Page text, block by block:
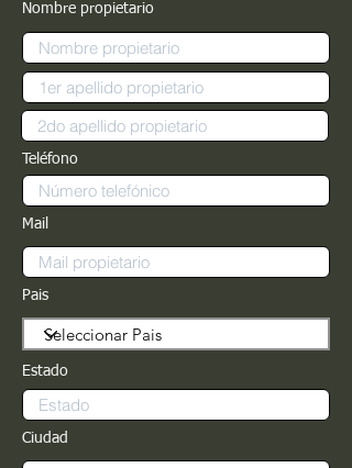
Nombre propietario
Teléfono
Mail
Pais
Estado
Ciudad